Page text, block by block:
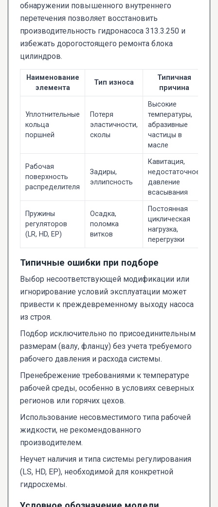
обнаружении повышенного внутреннего
перетечения позволяет восстановить
производительность гидронасоса 313.3.250 и
избежать дорогостоящего ремонта блока
цилиндров.
Наименование
элемента
Тип износа
Типичная
причина
Уплотнительные
кольца
поршней
Потеря
эластичности,
сколы
Высокие
температуры,
абразивные
частицы в
масле
Рабочая
поверхность
распределителя
Задиры,
эллипсность
Кавитация,
недостаточное
давление
всасывания
Пружины
регуляторов
(LR, HD, EP)
Осадка,
поломка
витков
Постоянная
циклическая
нагрузка,
перегрузки
Типичные ошибки при подборе
Выбор несоответствующей модификации или
игнорирование условий эксплуатации может
привести к преждевременному выходу насоса
из строя.
Подбор исключительно по присоединительным
размерам (валу, фланцу) без учета требуемого
рабочего давления и расхода системы.
Пренебрежение требованиями к температуре
рабочей среды, особенно в условиях северных
регионов или горячих цехов.
Использование несовместимого типа рабочей
жидкости, не рекомендованного
производителем.
Неучет наличия и типа системы регулирования
(LS, HD, EP), необходимой для конкретной
гидросхемы.